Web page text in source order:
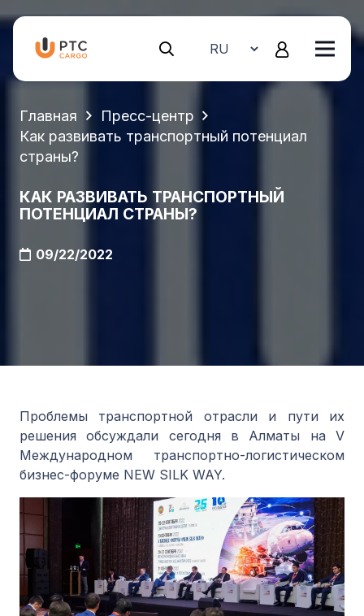
Главная
Пресс-центр
Как развивать транспортный потенциал
страны?
КАК РАЗВИВАТЬ ТРАНСПОРТНЫЙ
ПОТЕНЦИАЛ СТРАНЫ?
09/22/2022
Проблемы транспортной отрасли и пути их
решения обсуждали сегодня в Алматы на V
Международном транспортно-логистическом
бизнес-форуме NEW SILK WAY.